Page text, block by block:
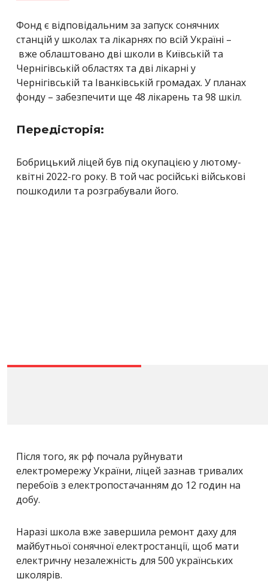
Фонд є відповідальним за запуск сонячних
станцій у школах та лікарнях по всій Україні –
вже облаштовано дві школи в Київській та
Чернігівській областях та дві лікарні у
Чернігівській та Іванківській громадах. У планах
фонду – забезпечити ще 48 лікарень та 98 шкіл.
Передісторія:
Бобрицький ліцей був під окупацією у лютому-
квітні 2022-го року. В той час російські військові
пошкодили та розграбували його.
Після того, як рф почала руйнувати
електромережу України, ліцей зазнав тривалих
перебоїв з електропостачанням до 12 годин на
добу.
Наразі школа вже завершила ремонт даху для
майбутньої сонячної електростанції, щоб мати
електричну незалежність для 500 українських
школярів.